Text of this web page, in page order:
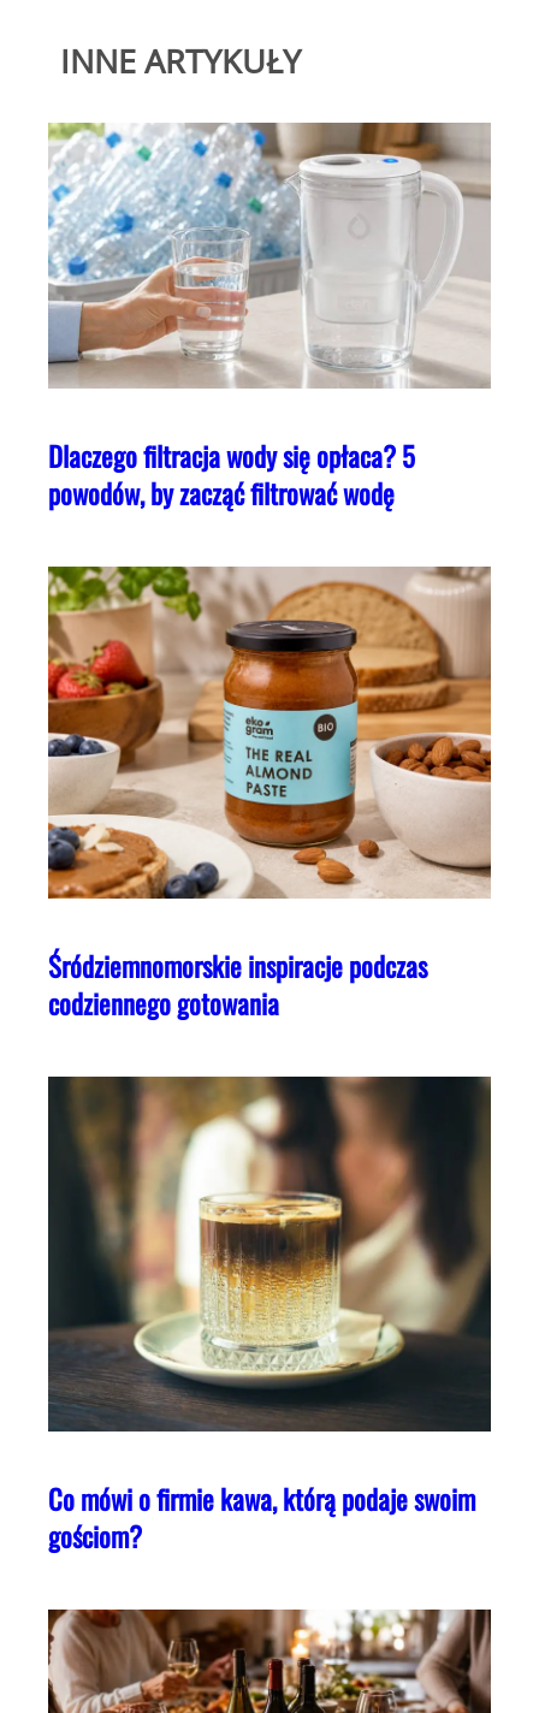
INNE ARTYKUŁY
Dlaczego filtracja wody się opłaca? 5
powodów, by zacząć filtrować wodę
Śródziemnomorskie inspiracje podczas
codziennego gotowania
Co mówi o firmie kawa, którą podaje swoim
gościom?